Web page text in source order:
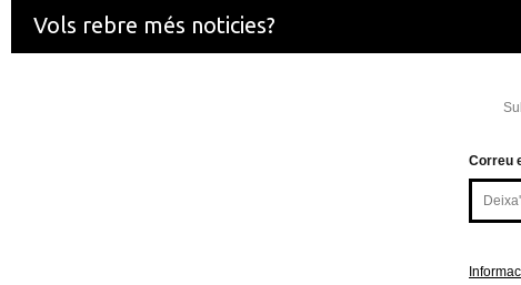
Vols rebre més noticies?
Correu